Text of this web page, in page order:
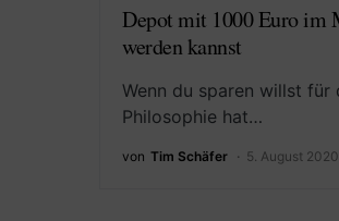
Depot mit 1000 Euro im
werden kannst
Wenn du sparen willst
Philosophie hat…
von Tim Schäfer 5. August 2020